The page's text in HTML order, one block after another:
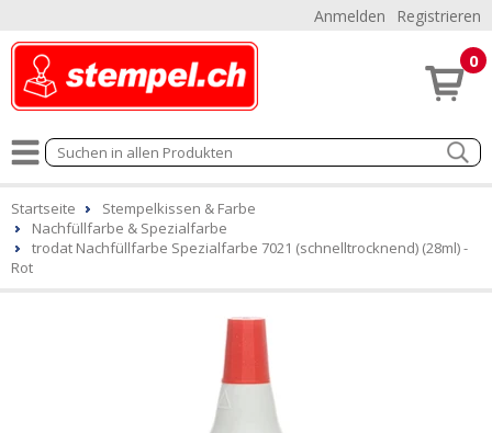
Anmelden Registrieren
0
Startseite
Stempelkissen & Farbe
Nachfüllfarbe & Spezialfarbe
trodat Nachfüllfarbe Spezialfarbe 7021 (schnelltrocknend) (28ml) -
Rot